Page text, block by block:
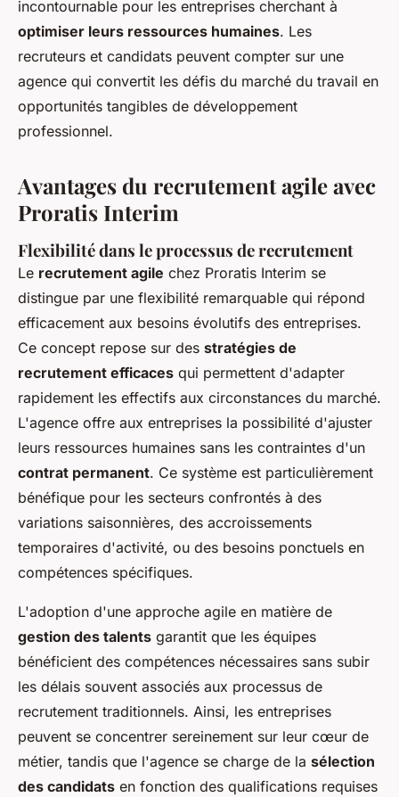
incontournable pour les entreprises cherchant à
optimiser leurs ressources humaines. Les
recruteurs et candidats peuvent compter sur une
agence qui convertit les défis du marché du travail en
opportunités tangibles de développement
professionnel.
Avantages du recrutement agile avec
Proratis Interim
Flexibilité dans le processus de recrutement
Le recrutement agile chez Proratis Interim se
distingue par une flexibilité remarquable qui répond
efficacement aux besoins évolutifs des entreprises.
Ce concept repose sur des stratégies de
recrutement efficaces qui permettent d'adapter
rapidement les effectifs aux circonstances du marché.
L'agence offre aux entreprises la possibilité d'ajuster
leurs ressources humaines sans les contraintes d'un
contrat permanent. Ce système est particulièrement
bénéfique pour les secteurs confrontés à des
variations saisonnières, des accroissements
temporaires d'activité, ou des besoins ponctuels en
compétences spécifiques.
L'adoption d'une approche agile en matière de
gestion des talents garantit que les équipes
bénéficient des compétences nécessaires sans subir
les délais souvent associés aux processus de
recrutement traditionnels. Ainsi, les entreprises
peuvent se concentrer sereinement sur leur cœur de
métier, tandis que l'agence se charge de la sélection
des candidats en fonction des qualifications requises